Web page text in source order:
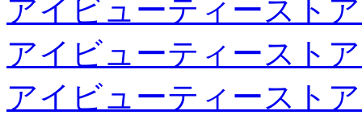
アイビューティースト
アイビューティースト
アイビューティースト